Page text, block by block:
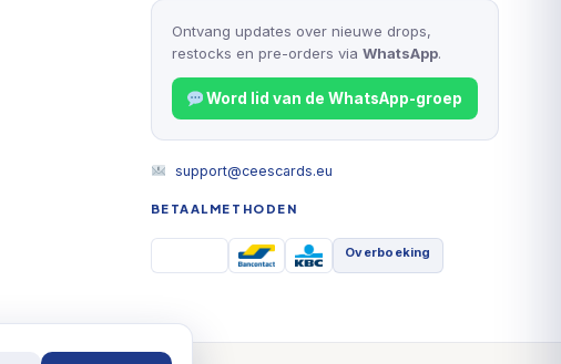
Ontvang updates over nieuwe drops,
restocks en pre-orders via WhatsApp.
Word lid van de WhatsApp-groep
support@ceescards.eu
BETAALMETHODEN
Overboeking